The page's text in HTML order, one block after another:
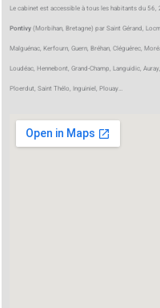
Le cabinet est accessible à tous les habitants du 56,
Pontivy (Morbihan, Bretagne) par Saint Gérand,
Malguénac, Kerfourn, Guern, Bréhan, Cléguérec,
Loudéac, Hennebont, Grand-Champ, Languidic,
Ploerdut, Saint Thélo, Inguiniel, Plouay…